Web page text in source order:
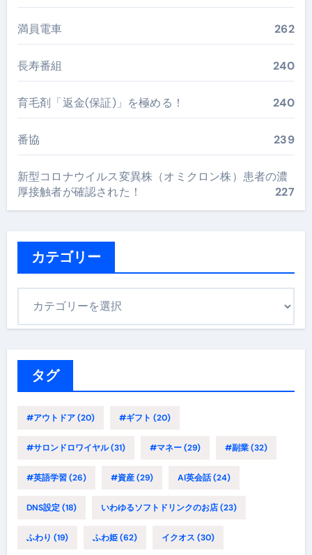
満員電車 262
長寿番組 240
育毛剤「返金(保証)」を極める！ 240
番協 239
新型コロナウイルス変異株（オミクロン株）患者の濃
厚接触者が確認された！
227
カテゴリー
タグ
#アウトドア(20) #ギフト (20)
#サロンドロワイヤル(31) #マネー(29) #副業(32)
#英語学習(26) #資産(29) AI英会話(24)
DNS設定(18) いわゆるソフトドリンクのお店(23)
ふわり (19) ふわ姫(62) イクオス (30)